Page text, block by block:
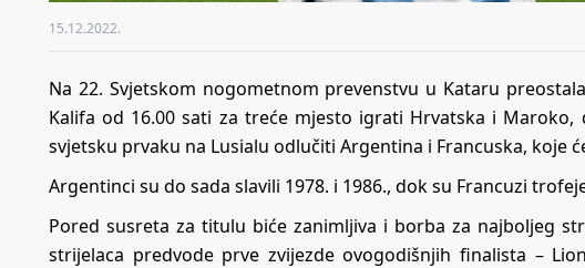
15.12.2022.
Na 22. Svjetskom nogometnom prevenstvu u Kataru
Kalifa od 16.00 sati za treće mjesto igrati Hrvatska i
svjetsku prvaku na Lusialu odlučiti Argentina i Francuska, koje
Argentinci su do sada slavili 1978. i 1986., dok su Francuzi
Pored susreta za titulu biće zanimljiva i borba za najboljeg
strijelaca predvode prve zvijezde ovogodišnjih finalista –